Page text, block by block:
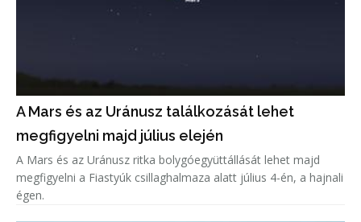
A Mars és az Uránusz találkozását lehet
megfigyelni majd július elején
A Mars és az Uránusz ritka bolygóegyüttállását lehet majd
megfigyelni a Fiastyúk csillaghalmaza alatt július 4-én, a hajnali
égen.